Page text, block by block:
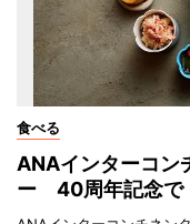
食べる
ANAインターコン
ー 40周年記念で